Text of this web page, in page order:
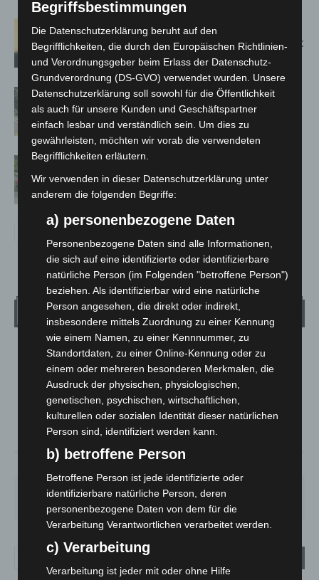
Hannover: Erste Tigermücken-
Population in Niedersachsen entdeckt
Brand im „Haus der Begegnung“ in
Neuwarmbüchen schnell eingedämmt
Region Hannover: 21 neue
Notfallsanitäter starten beim Roten
Kreuz
Wetter
LANGENHAGEN
Überwiegend Bewölkt
23.5°C °
MO.
27°
DI.
25°
MI.
26 °
DO.
30°
Begriffsbestimmungen
Die Datenschutzerklärung beruht auf den
Begrifflichkeiten, die durch den Europäischen Richtlinien-
und Verordnungsgeber beim Erlass der Datenschutz-
Grundverordnung (DS-GVO) verwendet wurden. Unsere
Datenschutzerklärung soll sowohl für die Öffentlichkeit
als auch für unsere Kunden und Geschäftspartner
einfach lesbar und verständlich sein. Um dies zu
gewährleisten, möchten wir vorab die verwendeten
Begrifflichkeiten erläutern.
Wir verwenden in dieser Datenschutzerklärung unter
anderem die folgenden Begriffe:
a) personenbezogene Daten
Personenbezogene Daten sind alle Informationen,
die sich auf eine identifizierte oder identifizierbare
natürliche Person (im Folgenden "betroffene Person")
beziehen. Als identifizierbar wird eine natürliche
Person angesehen, die direkt oder indirekt,
insbesondere mittels Zuordnung zu einer Kennung
wie einem Namen, zu einer Kennnummer, zu
Standortdaten, zu einer Online-Kennung oder zu
einem oder mehreren besonderen Merkmalen, die
Ausdruck der physischen, physiologischen,
genetischen, psychischen, wirtschaftlichen,
kulturellen oder sozialen Identität dieser natürlichen
Person sind, identifiziert werden kann.
b) betroffene Person
Betroffene Person ist jede identifizierte oder
identifizierbare natürliche Person, deren
personenbezogene Daten von dem für die
Verarbeitung Verantwortlichen verarbeitet werden.
c) Verarbeitung
Verarbeitung ist jeder mit oder ohne Hilfe